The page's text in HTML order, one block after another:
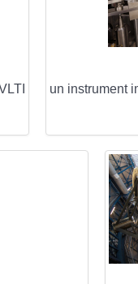
un instrument